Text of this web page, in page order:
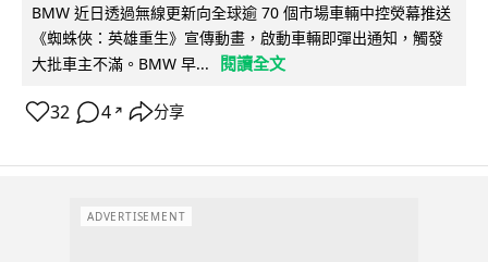
BMW 近日透過無線更新向全球逾 70 個市場車輛中控熒幕推送
《蜘蛛俠：英雄重生》宣傳動畫，啟動車輛即彈出通知，觸發
大批車主不滿。BMW 早...
閱讀全文
32 4 ↗ 分享
ADVERTISEMENT